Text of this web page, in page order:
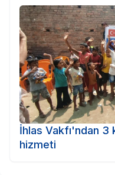
İhlas Vakfı'ndan 3
hizmeti